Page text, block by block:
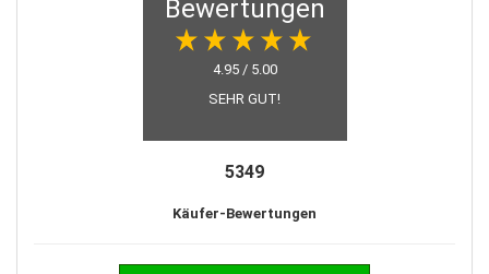
Bewertungen
4.95 / 5.00
SEHR GUT!
5349
Käufer-Bewertungen